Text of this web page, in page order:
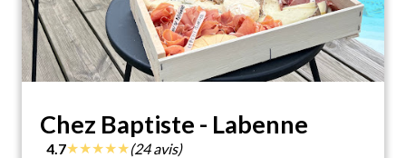
Chez Baptiste - Labenne
4.7★★★★★(24 avis)